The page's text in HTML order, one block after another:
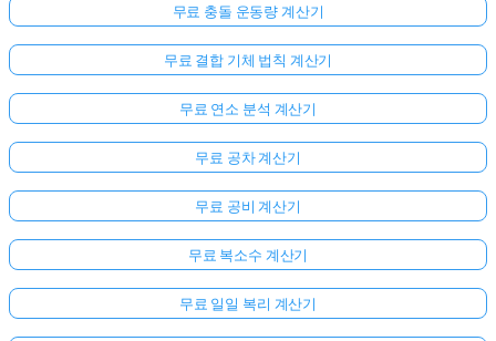
무료 충돌 운동량 계산기
무료 결합 기체 법칙 계산기
무료 연소 분석 계산기
무료 공차 계산기
무료 공비 계산기
무료 복소수 계산기
무료 일일 복리 계산기